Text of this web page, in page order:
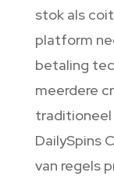
stok als
platform
betaling
meerdere
DailySpins
van regels